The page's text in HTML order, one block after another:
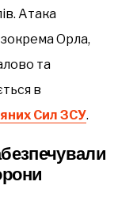
Атака
зокрема Орла,
та
в
Сил ЗСУ.